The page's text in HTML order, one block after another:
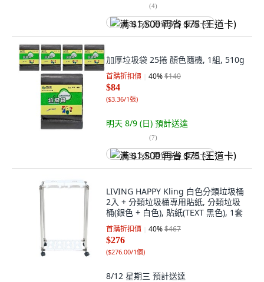
(4)
满 $1,500 再省 $75 (王道卡)
加厚垃圾袋 25捲 顏色隨機, 1組, 510g
首購折扣價 40%$140
$84
($3.36/1張)
明天 8/9 (日) 預計送達
(7)
满 $1,500 再省 $75 (王道卡)
LIVING HAPPY Kling 白色分類垃圾桶
2入 + 分類垃圾桶專用貼紙, 分類垃圾
桶(銀色 + 白色), 貼紙(TEXT 黑色), 1套
首購折扣價 40%$467
$276
($276.00/1個)
8/12 星期三 預計送達